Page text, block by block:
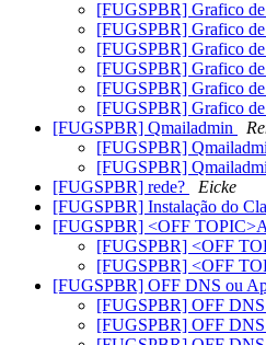
[FUGSPBR] Grafico de
[FUGSPBR] Grafico de
[FUGSPBR] Grafico de
[FUGSPBR] Grafico de
[FUGSPBR] Grafico de
[FUGSPBR] Grafico de
[FUGSPBR] Qmailadmin
[FUGSPBR]
[FUGSPBR]
[FUGSPBR] rede?
Eicke
[FUGSPBR] Instalação do
[FUGSPBR] <OFF
[FUGSPBR] <OFF
[FUGSPBR] <OFF
[FUGSPBR] OFF DNS ou
[FUGSPBR] OFF DNS
[FUGSPBR] OFF DNS